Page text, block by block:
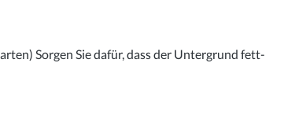
Sorgen Sie dafür, dass der Untergrund fett-